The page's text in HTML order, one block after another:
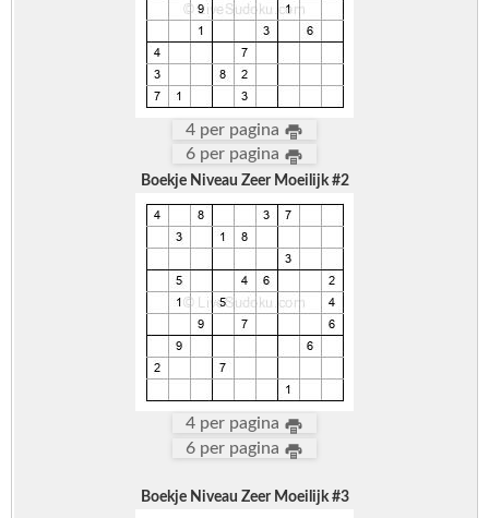
4 per pagina
6 per pagina
Boekje Niveau Zeer Moeilijk #2
4 per pagina
6 per pagina
Boekje Niveau Zeer Moeilijk #3